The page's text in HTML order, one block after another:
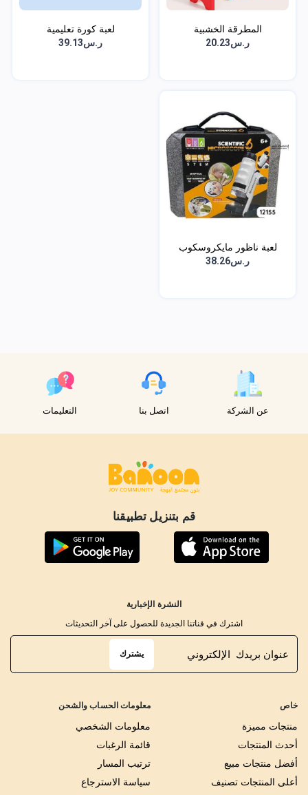
المطرقة الخشبية
ر.س20.23
لعبة كورة تعليمية
ر.س39.13
لعبة ناظور مايكروسكوب
ر.س38.26
عن الشركة اتصل بنا التعليمات
قم بتنزيل تطبيقنا
خاص
منتجات مميزة
أحدث المنتجات
أفضل منتجات مبيع
أعلى المنتجات تصنيف
معلومات الحساب والشحن
معلومات الشخصي
قائمة الرغبات
ترتيب المسار
سياسة الاسترجاع
النشرة الإخبارية
اشترك في قناتنا الجديدة للحصول على آخر التحديثات
يشترك